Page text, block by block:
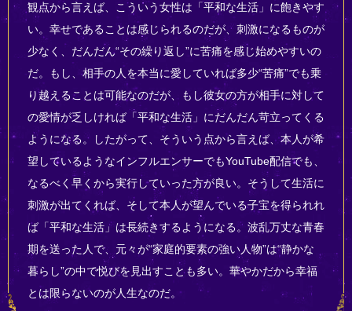
観点から言えば、こういう女性は「平和な生活」に飽きやす
い。幸せであることは感じられるのだが、刺激になるものが
少なく、だんだん“その繰り返し”に苦痛を感じ始めやすいの
だ。もし、相手の人を本当に愛していれば多少“苦痛”でも乗
り越えることは可能なのだが、もし彼女の方が相手に対して
の愛情が乏しければ「平和な生活」にだんだん苛立ってくる
ようになる。したがって、そういう点から言えば、本人が希
望しているようなインフルエンサーでもYouTube配信でも、
なるべく早くから実行していった方が良い。そうして生活に
刺激が出てくれば、そして本人が望んでいる子宝を得られれ
ば「平和な生活」は長続きするようになる。波乱万丈な青春
期を送った人で、元々が“家庭的要素の強い人物”は“静かな
暮らし”の中で悦びを見出すことも多い。華やかだから幸福
とは限らないのが人生なのだ。